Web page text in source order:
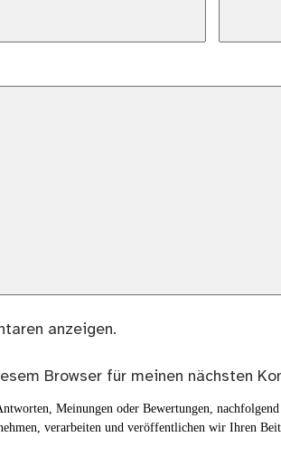
anzeigen.
Browser für meinen nächsten
Meinungen oder Bewertungen,
verarbeiten und veröffentlichen wir Ihren